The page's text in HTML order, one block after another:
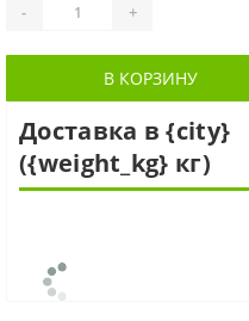
- +
В КОРЗИНУ
Доставка в {city}
({weight_kg} кг)